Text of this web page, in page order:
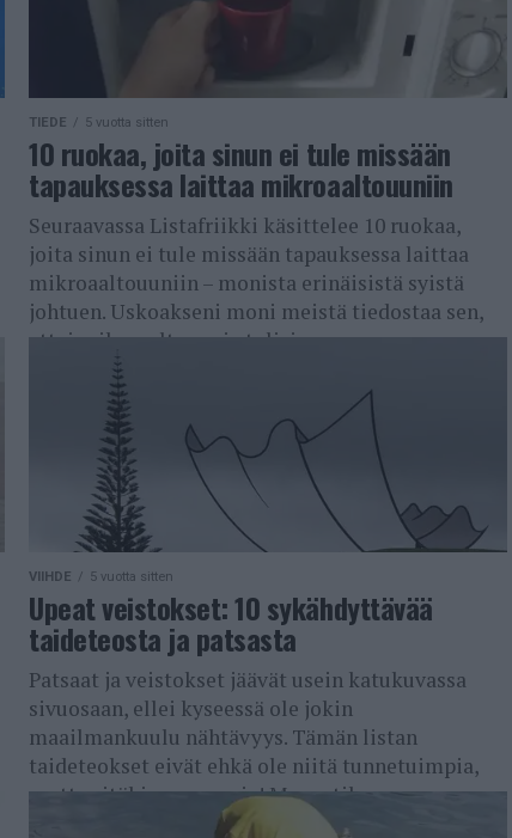
TIEDE 5 vuotta sitten
10 ruokaa, joita sinun ei tule missään
tapauksessa laittaa mikroaaltouuniin
Seuraavassa Listafriikki käsittelee 10 ruokaa,
joita sinun ei tule missään tapauksessa laittaa
mikroaaltouuniin – monista erinäisistä syistä
johtuen. Uskoakseni moni meistä tiedostaa sen,
ettei mikroaaltouunia tulisi...
VIIHDE 5 vuotta sitten
Upeat veistokset: 10 sykähdyttävää
taideteosta ja patsasta
Patsaat ja veistokset jäävät usein katukuvassa
sivuosaan, ellei kyseessä ole jokin
maailmankuulu nähtävyys. Tämän listan
taideteokset eivät ehkä ole niitä tunnetuimpia,
mutta sitäkin upeampia! Monestikaan